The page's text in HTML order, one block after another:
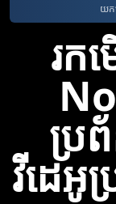
យក
រក
ប្រ
វីដេអូ